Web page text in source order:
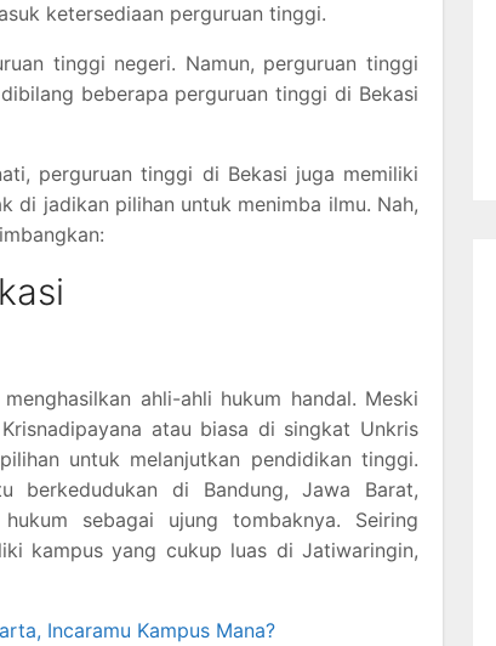
ketersediaan perguruan tinggi.
tinggi negeri. Namun, perguruan tinggi
beberapa perguruan tinggi di Bekasi
perguruan tinggi di Bekasi juga memiliki
di jadikan pilihan untuk menimba ilmu. Nah,
ahli-ahli hukum handal. Meski
atau biasa di singkat Unkris
untuk melanjutkan pendidikan tinggi.
di Bandung, Jawa Barat,
sebagai ujung tombaknya. Seiring
kampus yang cukup luas di Jatiwaringin,
Incaramu Kampus Mana?